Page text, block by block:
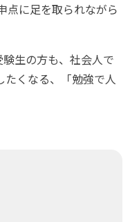
点に足を取られながら
生の方も、社会人で
くなる、「勉強で人